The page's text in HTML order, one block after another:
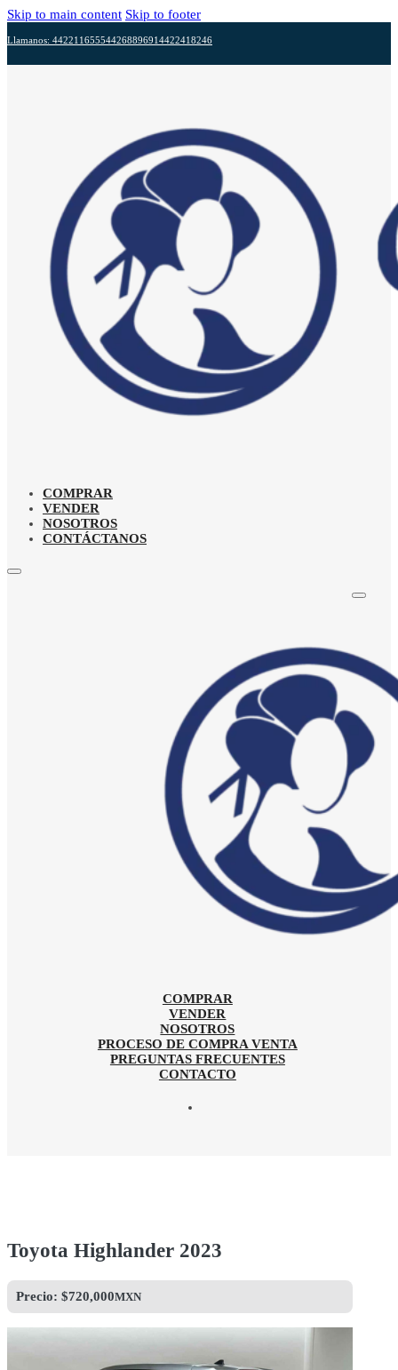
Skip to main content Skip to footer
Llamanos: 442211655544268896914422418246
COMPRAR
VENDER
NOSOTROS
CONTÁCTANOS
COMPRAR
VENDER
NOSOTROS
PROCESO DE COMPRA VENTA
PREGUNTAS FRECUENTES
CONTACTO
Toyota Highlander 2023
Precio: $720,000MXN